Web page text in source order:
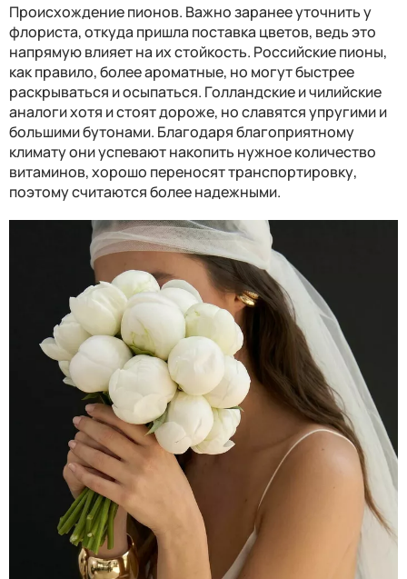
Происхождение пионов. Важно заранее уточнить у
флориста, откуда пришла поставка цветов, ведь это
напрямую влияет на их стойкость. Российские пионы,
как правило, более ароматные, но могут быстрее
раскрываться и осыпаться. Голландские и чилийские
аналоги хотя и стоят дороже, но славятся упругими и
большими бутонами. Благодаря благоприятному
климату они успевают накопить нужное количество
витаминов, хорошо переносят транспортировку,
поэтому считаются более надежными.